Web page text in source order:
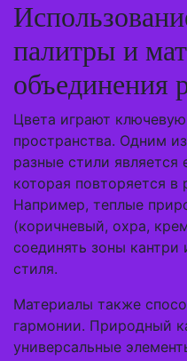
палитры и
объединения
Цвета играют
пространства. Одним
разные стили является
которая повторяется в
Например, теплые
(коричневый, охра,
соединять зоны
стиля.
Материалы также
гармонии. Природный
универсальные